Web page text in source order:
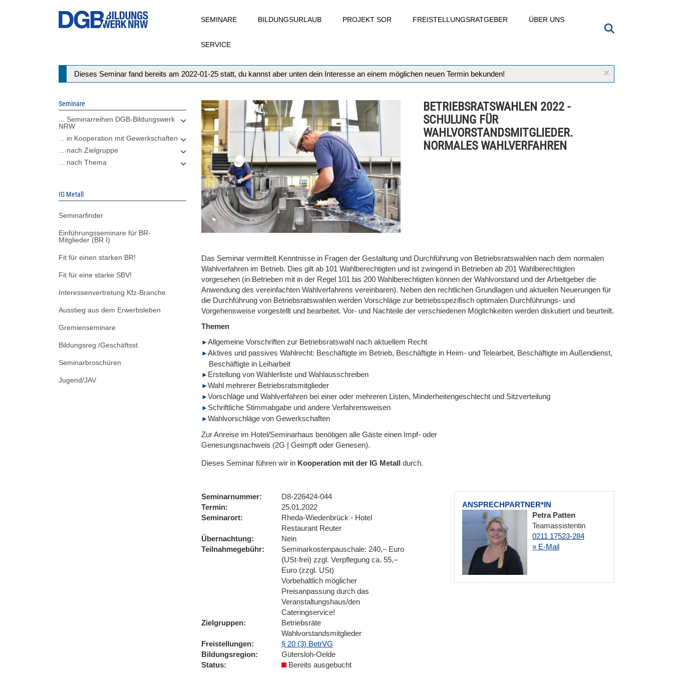
SEMINARE BILDUNGSURLAUB PROJEKT SOR FREISTELLUNGSRATGEBER ÜBER UNS
SERVICE
×
Statusmeldung
Dieses Seminar fand bereits am 2022-01-25 statt, du kannst aber unten dein Interesse an einem möglichen neuen Termin bekunden!
Seminare
... Seminarreihen DGB-Bildungswerk
NRW
... in Kooperation mit Gewerkschaften
... nach Zielgruppe
... nach Thema
IG Metall
Seminarfinder
Einführungsseminare für BR-
Mitglieder (BR I)
Fit für einen starken BR!
Fit für eine starke SBV!
Interessenvertretung Kfz-Branche
Ausstieg aus dem Erwerbsleben
Gremienseminare
Bildungsreg./Geschäftsst.
Seminarbroschüren
Jugend/JAV
BETRIEBSRATSWAHLEN 2022 -
SCHULUNG FÜR
WAHLVORSTANDSMITGLIEDER.
NORMALES WAHLVERFAHREN
Das Seminar vermittelt Kenntnisse in Fragen der Gestaltung und Durchführung von Betriebsratswahlen nach dem normalen
Wahlverfahren im Betrieb. Dies gilt ab 101 Wahlberechtigten und ist zwingend in Betrieben ab 201 Wahlberechtigten
vorgesehen (in Betrieben mit in der Regel 101 bis 200 Wahlberechtigten können der Wahlvorstand und der Arbeitgeber die
Anwendung des vereinfachten Wahlverfahrens vereinbaren). Neben den rechtlichen Grundlagen und aktuellen Neuerungen für
die Durchführung von Betriebsratswahlen werden Vorschläge zur betriebsspezifisch optimalen Durchführungs- und
Vorgehensweise vorgestellt und bearbeitet. Vor- und Nachteile der verschiedenen Möglichkeiten werden diskutiert und beurteilt.
Themen
Allgemeine Vorschriften zur Betriebsratswahl nach aktuellem Recht
Aktives und passives Wahlrecht: Beschäftigte im Betrieb, Beschäftigte in Heim- und Telearbeit, Beschäftigte im Außendienst,
Beschäftigte in Leiharbeit
Erstellung von Wählerliste und Wahlausschreiben
Wahl mehrerer Betriebsratsmitglieder
Vorschläge und Wahlverfahren bei einer oder mehreren Listen, Minderheitengeschlecht und Sitzverteilung
Schriftliche Stimmabgabe und andere Verfahrensweisen
Wahlvorschläge von Gewerkschaften
Zur Anreise im Hotel/Seminarhaus benötigen alle Gäste einen Impf- oder
Genesungsnachweis (2G | Geimpft oder Genesen).
Dieses Seminar führen wir in Kooperation mit der IG Metall durch.
ANSPRECHPARTNER*IN
Petra Patten
Teamassistentin
0211 17523-284
» E-Mail
Seminarnummer
D8-226424-044
Termin
25.01.2022
Seminarort
Rheda-Wiedenbrück - Hotel
Restaurant Reuter
Übernachtung
Nein
Teilnahmegebühr
Seminarkostenpauschale: 240,– Euro
(USt-frei) zzgl. Verpflegung ca. 55,–
Euro (zzgl. USt)
Vorbehaltlich möglicher
Preisanpassung durch das
Veranstaltungshaus/den
Cateringservice!
Zielgruppen
Betriebsräte
Wahlvorstandsmitglieder
Freistellungen
§ 20 (3) BetrVG
Bildungsregion
Gütersloh-Oelde
Status
Bereits ausgebucht